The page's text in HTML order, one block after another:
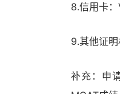
8.信用卡
9.其他证
补充：申